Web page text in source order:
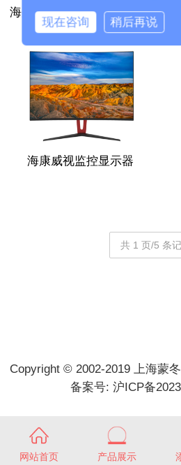
海康威视户外室外手机远程
监控器夜视摄像头
海
海康威视监控显示器
共 1 页/5 条
Copyright © 2002-2019 上海蒙
备案号: 沪ICP备
网站首页 产品展示
现在咨询 稍后再说